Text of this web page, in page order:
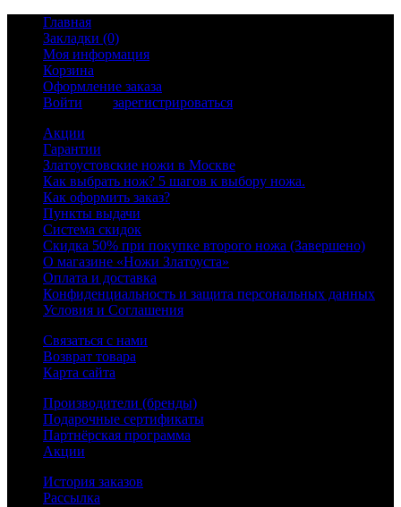
Главная
Закладки (0)
Моя информация
Корзина
Оформление заказа
Войти
зарегистрироваться
Акции
Гарантии
Златоустовские ножи в Москве
Как выбрать нож? 5 шагов к выбору ножа.
Как оформить заказ?
Пункты выдачи
Система скидок
Скидка 50% при покупке второго ножа (Завершено)
О магазине «Ножи Златоуста»
Оплата и доставка
Конфиденциальность и защита персональных данных
Условия и Соглашения
Связаться с нами
Возврат товара
Карта сайта
Производители (бренды)
Подарочные сертификаты
Партнёрская программа
Акции
История заказов
Рассылка